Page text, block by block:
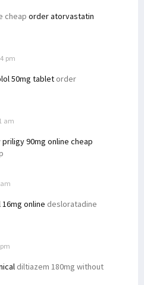
cheap order atorvastatin
pm
50mg tablet order
am
priligy 90mg online cheap
online desloratadine
diltiazem 180mg without